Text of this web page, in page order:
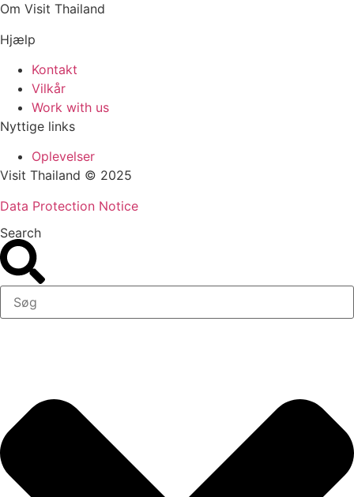
Om Visit Thailand
Hjælp
Kontakt
Vilkår
Work with us
Nyttige links
Oplevelser
Visit Thailand © 2025
Data Protection Notice
Search